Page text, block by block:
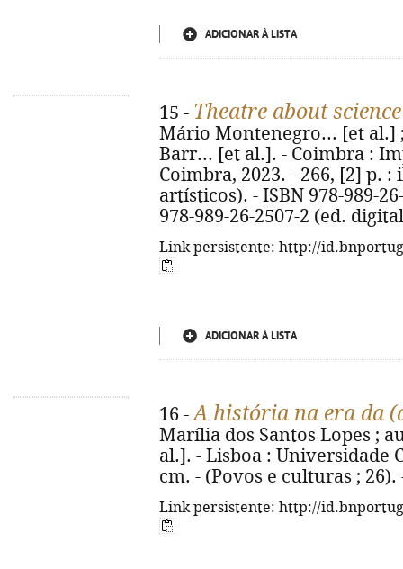
ADICIONAR À LISTA
15 - Theatre about science
Mário Montenegro... [et al.]
Barr... [et al.]. - Coimbra :
Coimbra, 2023. - 266, [2] p. :
artísticos). - ISBN 978-989-
978-989-26-2507-2 (ed.
Link persistente: http://
ADICIONAR À LISTA
16 -A história na era da
Marília dos Santos Lopes ;
al.]. - Lisboa : Universidade
cm. - (Povos e culturas ; 26).
Link persistente: http://